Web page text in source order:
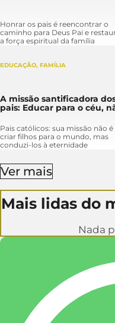
Honrar os pais é reencontrar o
caminho para Deus Pai e
a força espiritual da família
EDUCAÇÃO, FAMÍLIA
A missão santificadora
pais: Educar para o céu,
Pais católicos: sua missão não é
criar filhos para o mundo, mas
conduzi-los à eternidade
Ver mais
Mais lidas do
Nada